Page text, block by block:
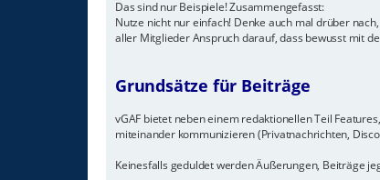
Das sind nur Beispiele! Zusammengefasst:
Nutze nicht nur einfach! Denke auch mal drüber
aller Mitglieder Anspruch darauf, dass bewusst mit
Grundsätze für Beiträge
vGAF bietet neben einem redaktionellen Teil
miteinander kommunizieren (Privatnachrichten,
Keinesfalls geduldet werden Äußerungen, Beiträge